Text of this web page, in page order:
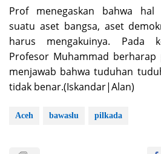
Prof menegaskan bahwa hal
suatu aset bangsa, aset
harus mengakuinya. Pada
Profesor Muhammad berharap
menjawab bahwa tuduhan
tidak benar.(Iskandar|Alan)
Aceh bawaslu pilkada